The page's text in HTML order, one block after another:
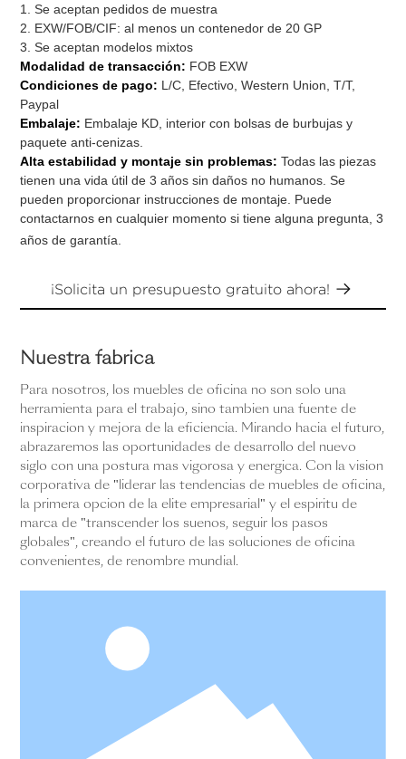
1. Se aceptan pedidos de muestra
2. EXW/FOB/CIF: al menos un contenedor de 20 GP
3. Se aceptan modelos mixtos
Modalidad de transacción: FOB EXW
Condiciones de pago: L/C, Efectivo, Western Union, T/T,
Paypal
Embalaje: Embalaje KD, interior con bolsas de burbujas y
paquete anti-cenizas.
Alta estabilidad y montaje sin problemas:Todas las piezas
tienen una vida útil de 3 años sin daños no humanos. Se
pueden proporcionar instrucciones de montaje. Puede
contactarnos en cualquier momento si tiene alguna pregunta, 3
años de garantía.
¡Solicita un presupuesto gratuito ahora!
Nuestra fábrica
Para nosotros, los muebles de oficina no son solo una
herramienta para el trabajo, sino también una fuente de
inspiración y mejora de la eficiencia. Mirando hacia el futuro,
abrazaremos las oportunidades de desarrollo del nuevo
siglo con una postura más vigorosa y enérgica. Con la visión
corporativa de "liderar las tendencias de muebles de oficina,
la primera opción de la élite empresarial" y el espíritu de
marca de "transcender los sueños, seguir los pasos
globales", creando el futuro de las soluciones de oficina
convenientes, de renombre mundial.